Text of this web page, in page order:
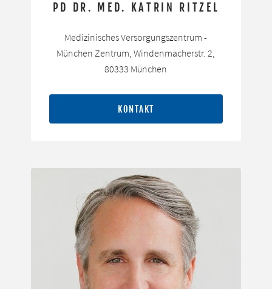
PD DR. MED. KATRIN RITZEL
Medizinisches Versorgungszentrum -
München Zentrum, Windenmacherstr. 2,
80333 München
KONTAKT